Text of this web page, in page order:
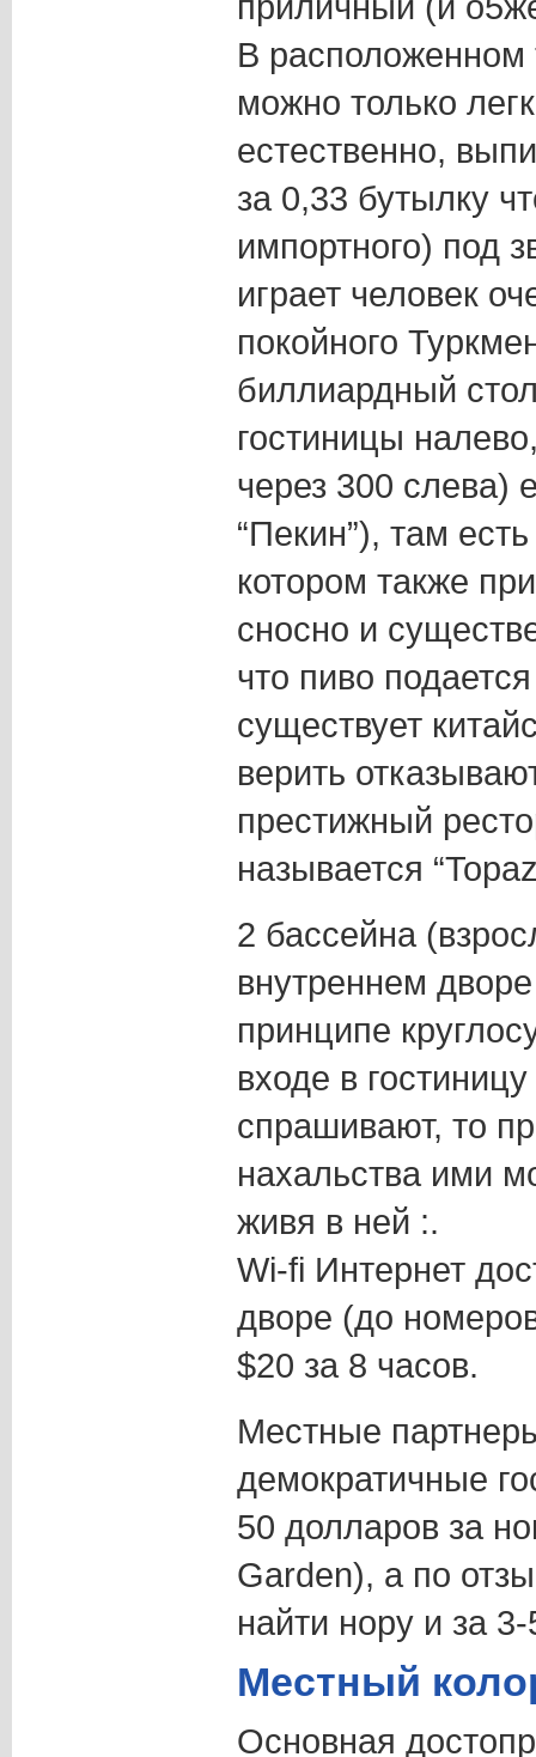
В расположенном
можно только
естественно,
за 0,33 бутылку
импортного) под
играет человек
покойного
биллиардный
гостиницы
через 300 слева)
“Пекин”), там
котором также
сносно и
что пиво
существует
верить
престижный
называется
2 бассейна
внутреннем
принципе
входе в
спрашивают, то
нахальства ими
живя в ней :.
Wi-fi Интернет
дворе (до
$20 за 8 часов.
Местные
демократичные
50 долларов за
Garden), а по
найти нору и за
Местный
Основная